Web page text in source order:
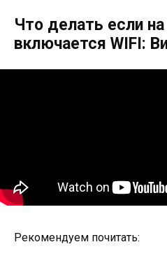
Что делать если
включается WIFI:
Рекомендуем почитать: